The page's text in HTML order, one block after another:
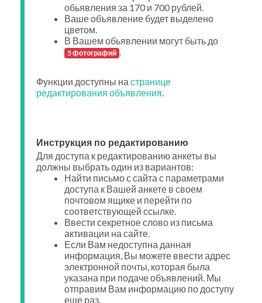
обьявления за 170 и 700 рублей.
Ваше объявление будет выделено
цветом.
В Вашем обьявлении могут быть до
5 фотографий .
Функции доступны на странице
редактирования объявления
Инструкция по редактированию
Для доступа к редактированию анкеты вы
должны выбрать один из вариантов:
Найти письмо с сайта с параметрами
доступа к Вашей анкете в своем
почтовом ящике и перейти по
соответствующей ссылке.
Ввести секретное слово из письма
активации на сайте.
Если Вам недоступна данная
информация, Вы можете ввести адрес
электронной почты, которая была
указана при подаче объявлений. Мы
отправим Вам информацию по доступу
еще раз.